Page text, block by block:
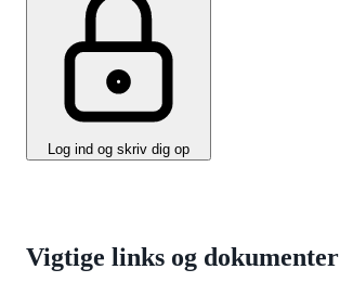
Log ind og skriv dig op
Vigtige links og dokumenter